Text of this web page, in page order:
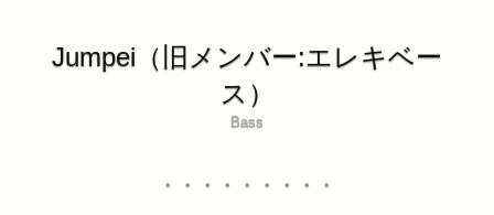
Jumpei（旧メンバー:エレキベー
ス）
Bass
・・・・・・・・・